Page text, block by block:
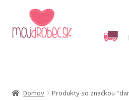
Preskočiť
na
navigáciu
Preskočiť
na
obsah
Podľa veku
Domov Produkty so značkou